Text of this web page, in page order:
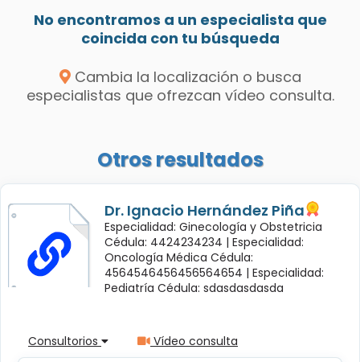
No encontramos a un especialista que
coincida con tu búsqueda
Cambia la localización o busca
especialistas que ofrezcan vídeo consulta.
Otros resultados
Dr. Ignacio Hernández Piña
Especialidad: Ginecología y Obstetricia
Cédula: 4424234234 | Especialidad:
Oncología Médica Cédula:
4564546456456564654 | Especialidad:
Pediatría Cédula: sdasdasdasda
Consultorios Vídeo consulta